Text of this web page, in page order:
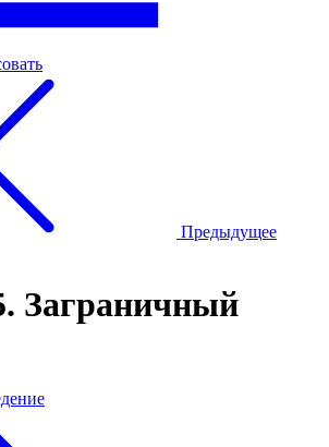
Предыдущее
Заграничный